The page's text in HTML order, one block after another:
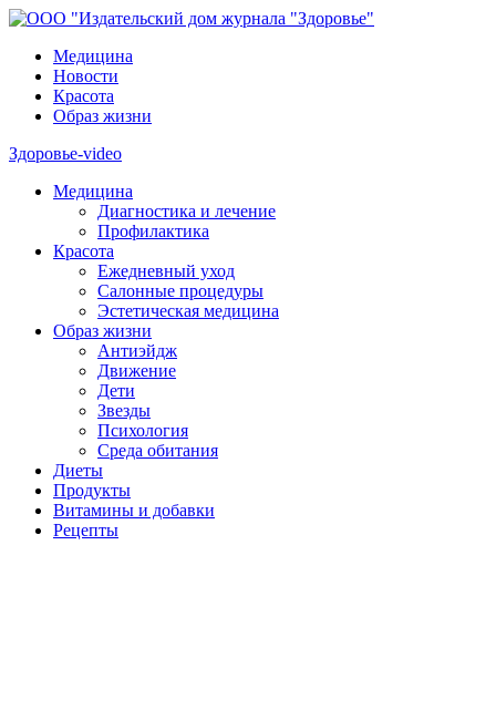
Медицина
Новости
Красота
Образ жизни
Здоровье-video
Медицина
Диагностика и лечение
Профилактика
Красота
Ежедневный уход
Салонные процедуры
Эстетическая медицина
Образ жизни
Антиэйдж
Движение
Дети
Звезды
Психология
Среда обитания
Диеты
Продукты
Витамины и добавки
Рецепты